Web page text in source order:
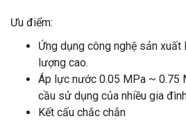
Ưu điểm:
Ứng dụng công nghệ sản xuất
lượng cao.
Áp lực nước 0.05 MPa ~ 0.75
cầu sử dụng của nhiều gia
Kết cấu chắc chắn